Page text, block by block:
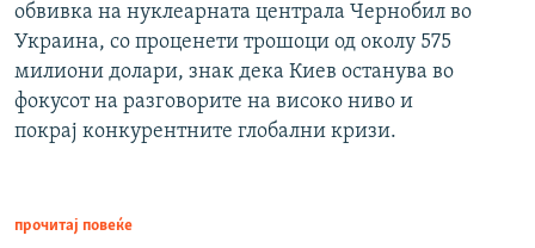
обвивка на нуклеарната централа Чернобил во
Украина, со проценети трошоци од околу 575
милиони долари, знак дека Киев останува во
фокусот на разговорите на високо ниво и
покрај конкурентните глобални кризи.
прочитај повеќе